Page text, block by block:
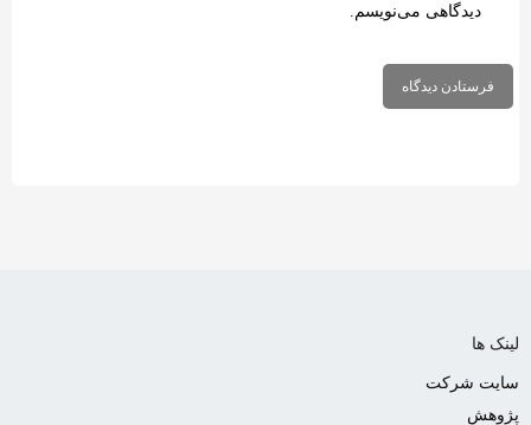
دیدگاهی می‌نویسم.
لینک ها
سایت شرکت
پژوهش